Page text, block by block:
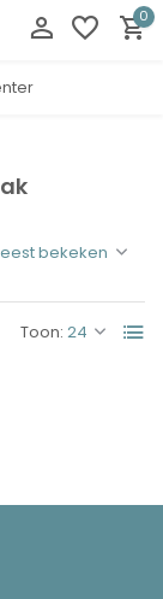
0
Toon: